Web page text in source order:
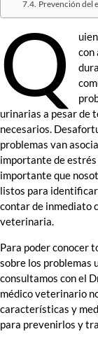
Prevención del
Q
con
urinarias a pesar de
necesarios.
problemas van
importante de estrés
importante que
listos para
contar de inmediato
veterinaria.
Para poder conocer
sobre los problemas
consultamos con el
médico veterinario
características y
para prevenirlos y